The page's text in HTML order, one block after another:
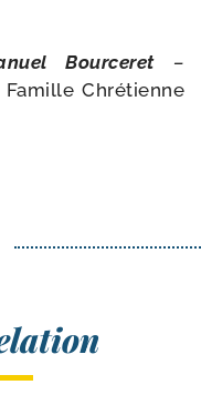
Bourceret–
Famille Chrétienne